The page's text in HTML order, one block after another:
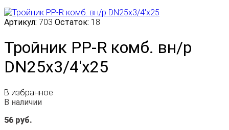
Артикул: 703 Остаток: 18
Тройник PP-R комб. вн/р
DN25х3/4'х25
В избранное
В наличии
56 руб.